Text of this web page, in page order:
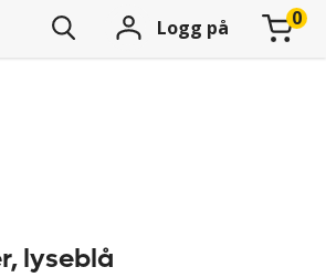
Logg på
lyseblå